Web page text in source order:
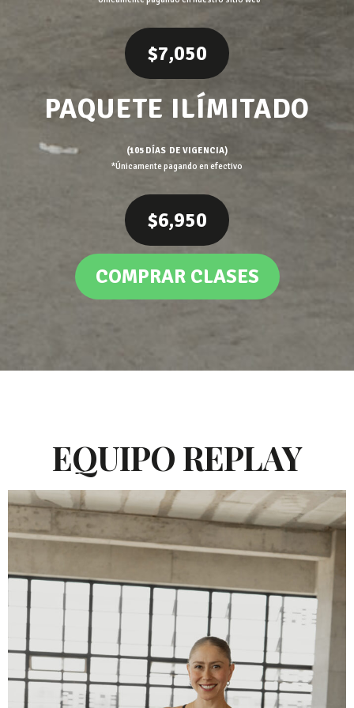
$7,050
PAQUETE ILÍMITADO
(105 DÍAS DE VIGENCIA)
*Únicamente pagando en efectivo
$6,950
COMPRAR CLASES
EQUIPO REPLAY